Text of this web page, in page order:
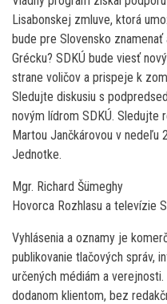
Lisabonskej zmluve, ktorá
bude pre Slovensko
Grécku? SDKÚ bude viesť
strane voličov a prispeje k
Sledujte diskusiu s
novým lídrom SDKÚ. Sledujte
Martou Jančkárovou v nedeľu
Jednotke.
Mgr. Richard Šümeghy
Hovorca Rozhlasu a televízie
Vyhlásenia a oznamy je
publikovanie tlačových správ,
určených médiám a
dodanom klientom, bez